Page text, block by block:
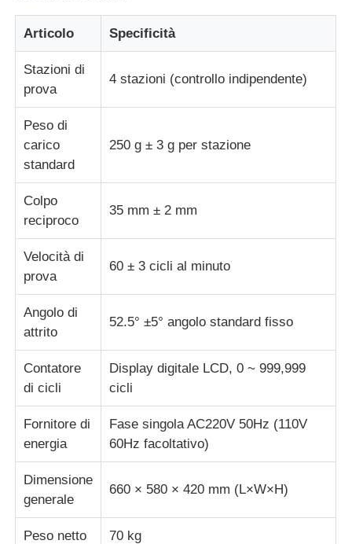
Apparecchiature per la prova degli imballaggi
Attrezzature per la prova degli adesivi
macchina per prove su tessuti
Regolatore di umidità e di temperatura
Articolo Specificità
Stazioni di
prova
4 stazioni (controllo indipendente)
Peso di
carico
standard
250 g ± 3 g per stazione
Colpo
reciproco
35 mm ± 2 mm
Velocità di
prova
60 ± 3 cicli al minuto
Angolo di
attrito
52.5° ±5° angolo standard fisso
Contatore
di cicli
Display digitale LCD, 0 ~ 999,999
cicli
Fornitore di
energia
Fase singola AC220V 50Hz (110V
60Hz facoltativo)
Dimensione
generale
660 × 580 × 420 mm (L×W×H)
Peso netto 70 kg